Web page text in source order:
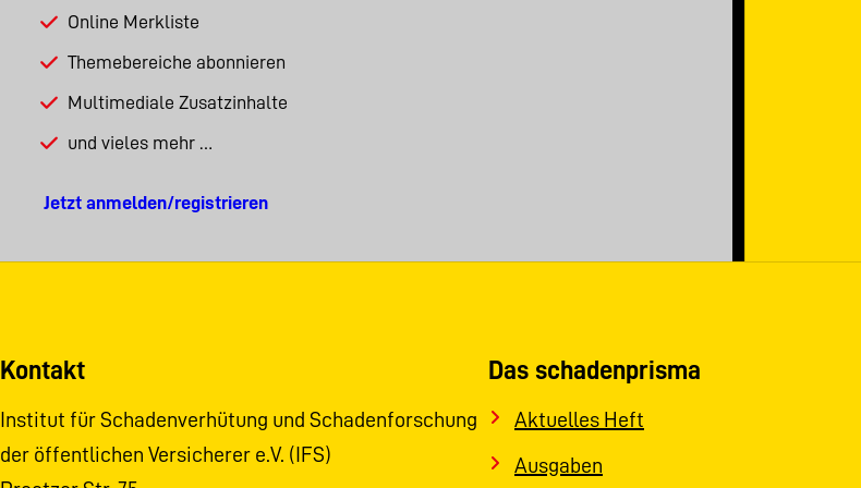
Online Merkliste
Themebereiche abonnieren
Multimediale Zusatzinhalte
und vieles mehr …
Jetzt anmelden/registrieren
Kontakt
Institut für Schadenverhütung und Schadenforschung
der öffentlichen Versicherer e.V. (IFS)
Das schadenprisma
Aktuelles Heft
Ausgaben